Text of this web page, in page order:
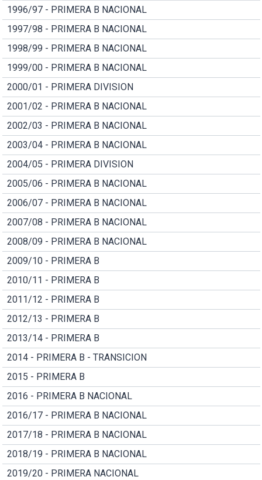
1996/97 - PRIMERA B NACIONAL
1997/98 - PRIMERA B NACIONAL
1998/99 - PRIMERA B NACIONAL
1999/00 - PRIMERA B NACIONAL
2000/01 - PRIMERA DIVISION
2001/02 - PRIMERA B NACIONAL
2002/03 - PRIMERA B NACIONAL
2003/04 - PRIMERA B NACIONAL
2004/05 - PRIMERA DIVISION
2005/06 - PRIMERA B NACIONAL
2006/07 - PRIMERA B NACIONAL
2007/08 - PRIMERA B NACIONAL
2008/09 - PRIMERA B NACIONAL
2009/10 - PRIMERA B
2010/11 - PRIMERA B
2011/12 - PRIMERA B
2012/13 - PRIMERA B
2013/14 - PRIMERA B
2014 - PRIMERA B - TRANSICION
2015 - PRIMERA B
2016 - PRIMERA B NACIONAL
2016/17 - PRIMERA B NACIONAL
2017/18 - PRIMERA B NACIONAL
2018/19 - PRIMERA B NACIONAL
2019/20 - PRIMERA NACIONAL